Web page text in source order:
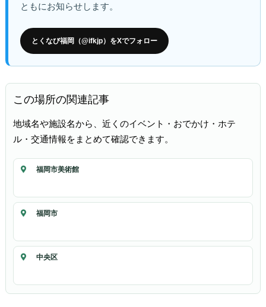
ともにお知らせします。
とくなび福岡（@ifkjp）をXでフォロー
この場所の関連記事
地域名や施設名から、近くのイベント・おでかけ・ホテ
ル・交通情報をまとめて確認できます。
福岡市美術館
福岡市
中央区